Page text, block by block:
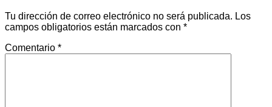
Tu dirección de correo electrónico no será publicada. Los
campos obligatorios están marcados con *
Comentario *